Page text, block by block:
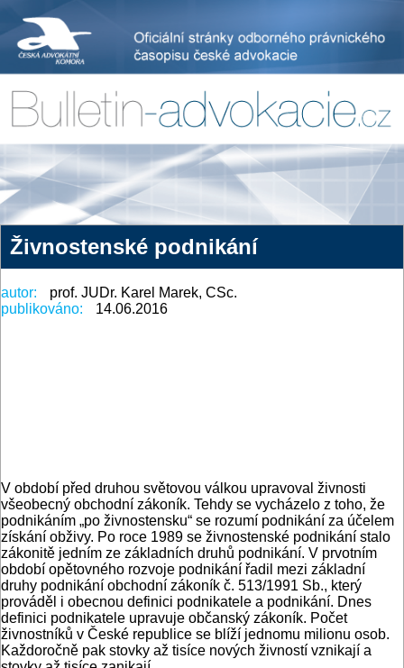
Živnostenské podnikání
autor:
prof. JUDr. Karel Marek, CSc.
publikováno:
14.06.2016
V období před druhou světovou válkou upravoval živnosti
všeobecný obchodní zákoník. Tehdy se vycházelo z toho, že
podnikáním „po živnostensku“ se rozumí podnikání za účelem
získání obživy. Po roce 1989 se živnostenské podnikání stalo
zákonitě jedním ze základních druhů podnikání. V prvotním
období opětovného rozvoje podnikání řadil mezi základní
druhy podnikání obchodní zákoník č. 513/1991 Sb., který
prováděl i obecnou definici podnikatele a podnikání. Dnes
definici podnikatele upravuje občanský zákoník. Počet
živnostníků v České republice se blíží jednomu milionu osob.
Každoročně pak stovky až tisíce nových živností vznikají a